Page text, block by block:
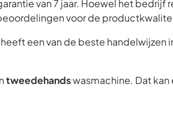
van 7 jaar. Hoewel het bedrijf
voor de
een van de beste handelwijzen
tweedehandswasmachine. Dat